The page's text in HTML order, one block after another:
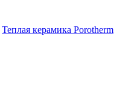
Теплая керамика Porotherm